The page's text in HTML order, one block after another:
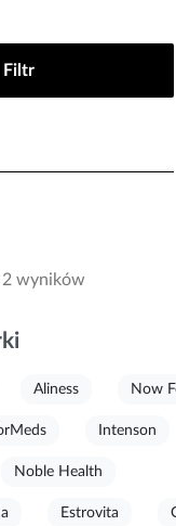
Filtr
2 wyników
Aliness Now
Intenson
Noble Health
Estrovita